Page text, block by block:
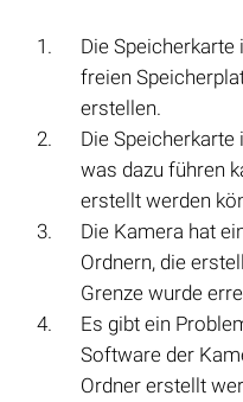
Die Speicherkarte
freien
erstellen.
Die
was dazu führen
erstellt werden
Die Kamera hat
Ordnern, die
Grenze wurde
Es gibt ein
Software der
Ordner erstellt